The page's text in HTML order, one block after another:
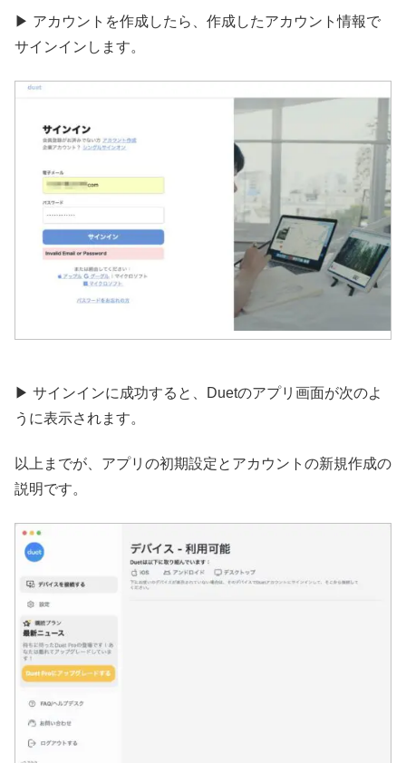
▶︎ アカウントを作成したら、作成したアカウント情報で
サインインします。
▶︎ サインインに成功すると、Duetのアプリ画面が次のよ
うに表示されます。
以上までが、アプリの初期設定とアカウントの新規作成の
説明です。